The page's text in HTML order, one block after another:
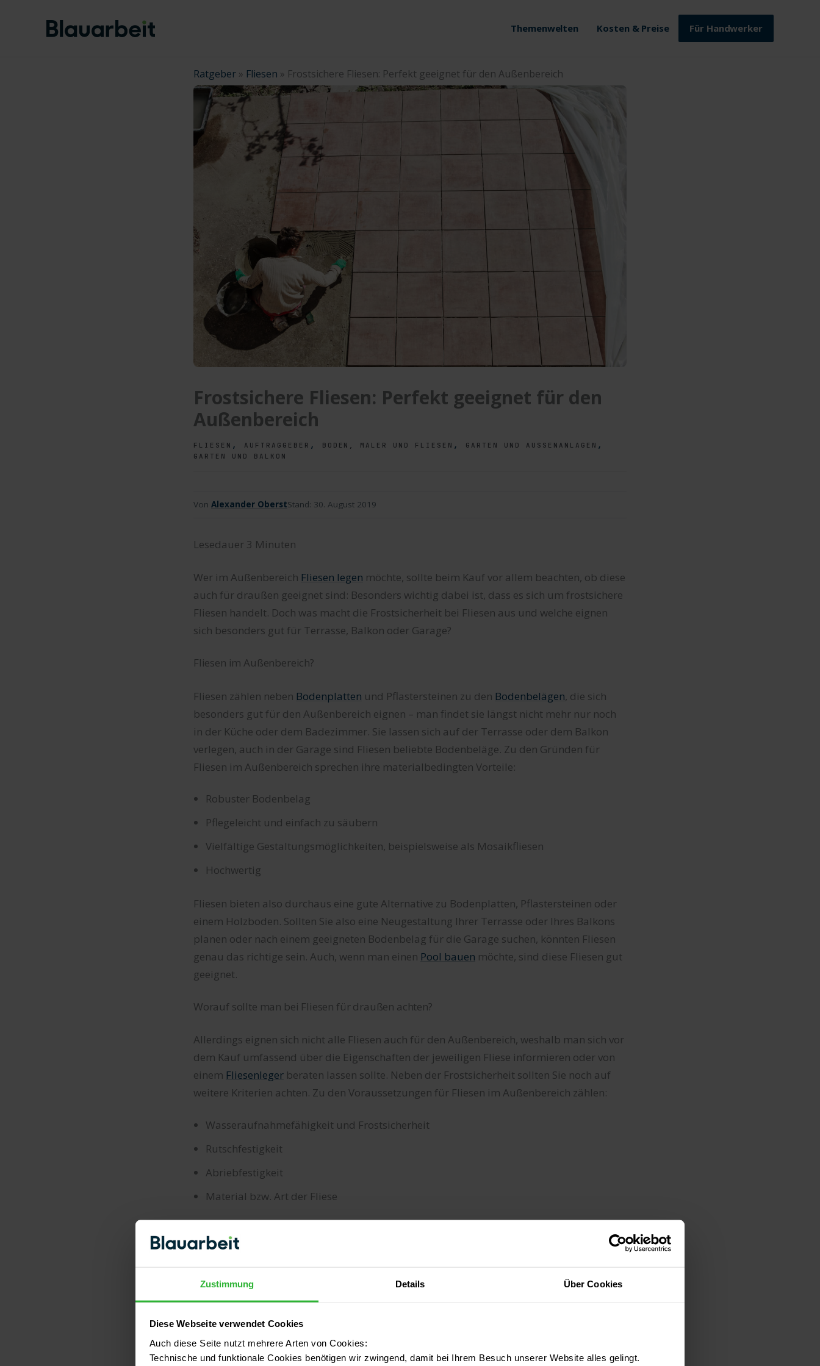
Zustimmung Details Über Cookies
Diese Webseite verwendet Cookies
Auch diese Seite nutzt mehrere Arten von Cookies:
Technische und funktionale Cookies benötigen wir zwingend, damit bei Ihrem Besuch unserer Website alles gelingt.
Themenwelten Kosten & Preise Für Handwerker
Ratgeber » Fliesen » Frostsichere Fliesen: Perfekt geeignet für den Außenbereich
Frostsichere Fliesen: Perfekt geeignet für den
Außenbereich
FLIESEN , AUFTRAGGEBER , BODEN, MALER UND FLIESEN , GARTEN UND AUSSENANLAGEN ,
GARTEN UND BALKON
Von Alexander OberstStand: 30. August 2019
Lesedauer 3 Minuten
Wer im Außenbereich Fliesen legen möchte, sollte beim Kauf vor allem beachten, ob diese
auch für draußen geeignet sind: Besonders wichtig dabei ist, dass es sich um frostsichere
Fliesen handelt. Doch was macht die Frostsicherheit bei Fliesen aus und welche eignen
sich besonders gut für Terrasse, Balkon oder Garage?
Fliesen im Außenbereich?
Fliesen zählen neben Bodenplatten und Pflastersteinen zu den Bodenbelägen, die sich
besonders gut für den Außenbereich eignen – man findet sie längst nicht mehr nur noch
in der Küche oder dem Badezimmer. Sie lassen sich auf der Terrasse oder dem Balkon
verlegen, auch in der Garage sind Fliesen beliebte Bodenbeläge. Zu den Gründen für
Fliesen im Außenbereich sprechen ihre materialbedingten Vorteile:
Robuster Bodenbelag
Pflegeleicht und einfach zu säubern
Vielfältige Gestaltungsmöglichkeiten, beispielsweise als Mosaikfliesen
Hochwertig
Fliesen bieten also durchaus eine gute Alternative zu Bodenplatten, Pflastersteinen oder
einem Holzboden. Sollten Sie also eine Neugestaltung Ihrer Terrasse oder Ihres Balkons
planen oder nach einem geeigneten Bodenbelag für die Garage suchen, könnten Fliesen
genau das richtige sein. Auch, wenn man einen Pool bauen möchte, sind diese Fliesen gut
geeignet.
Worauf sollte man bei Fliesen für draußen achten?
Allerdings eignen sich nicht alle Fliesen auch für den Außenbereich, weshalb man sich vor
dem Kauf umfassend über die Eigenschaften der jeweiligen Fliese informieren oder von
einem Fliesenleger beraten lassen sollte. Neben der Frostsicherheit sollten Sie noch auf
weitere Kriterien achten. Zu den Voraussetzungen für Fliesen im Außenbereich zählen:
Wasseraufnahmefähigkeit und Frostsicherheit
Rutschfestigkeit
Abriebfestigkeit
Material bzw. Art der Fliese
Ihren Außenbereich zu finden.
Wasseraufnahmefähigkeit und Frostsicherheit
sollte also Frost drohen spielt das Wasseraufnahmevermögen eine wichtige Rolle. Können
die Fliesen nämlich zu viel Wasser aufnehmen, können sie bei Frost aufplatzen, was vor